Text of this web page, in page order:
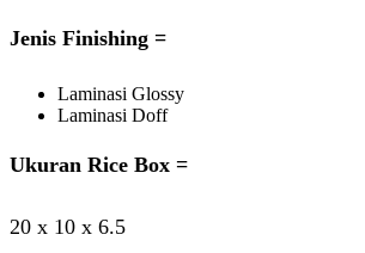
Jenis Finishing =
Laminasi Glossy
Laminasi Doff
Ukuran Rice Box =
20 x 10 x 6.5